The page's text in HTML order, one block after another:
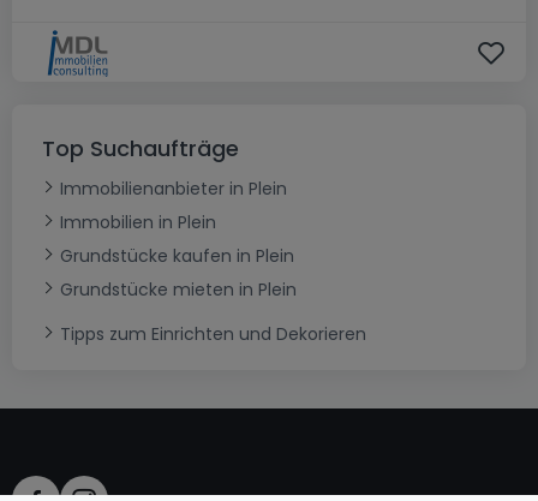
Top Suchaufträge
Immobilienanbieter in Plein
Immobilien in Plein
Grundstücke kaufen in Plein
Grundstücke mieten in Plein
Tipps zum Einrichten und Dekorieren